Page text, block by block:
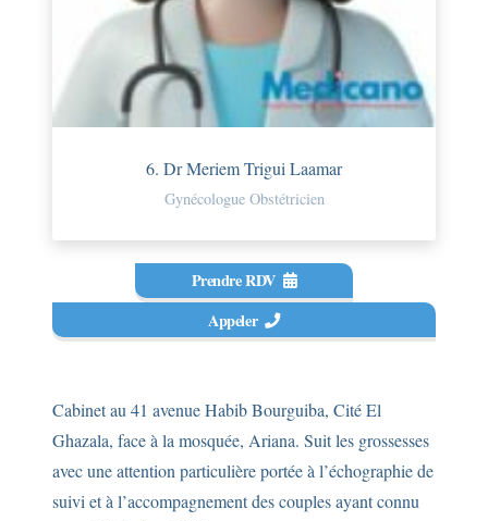
6. Dr Meriem Trigui Laamar
Gynécologue Obstétricien
Prendre RDV
Appeler
Cabinet au 41 avenue Habib Bourguiba, Cité El
Ghazala, face à la mosquée, Ariana. Suit les grossesses
avec une attention particulière portée à l’échographie de
suivi et à l’accompagnement des couples ayant connu